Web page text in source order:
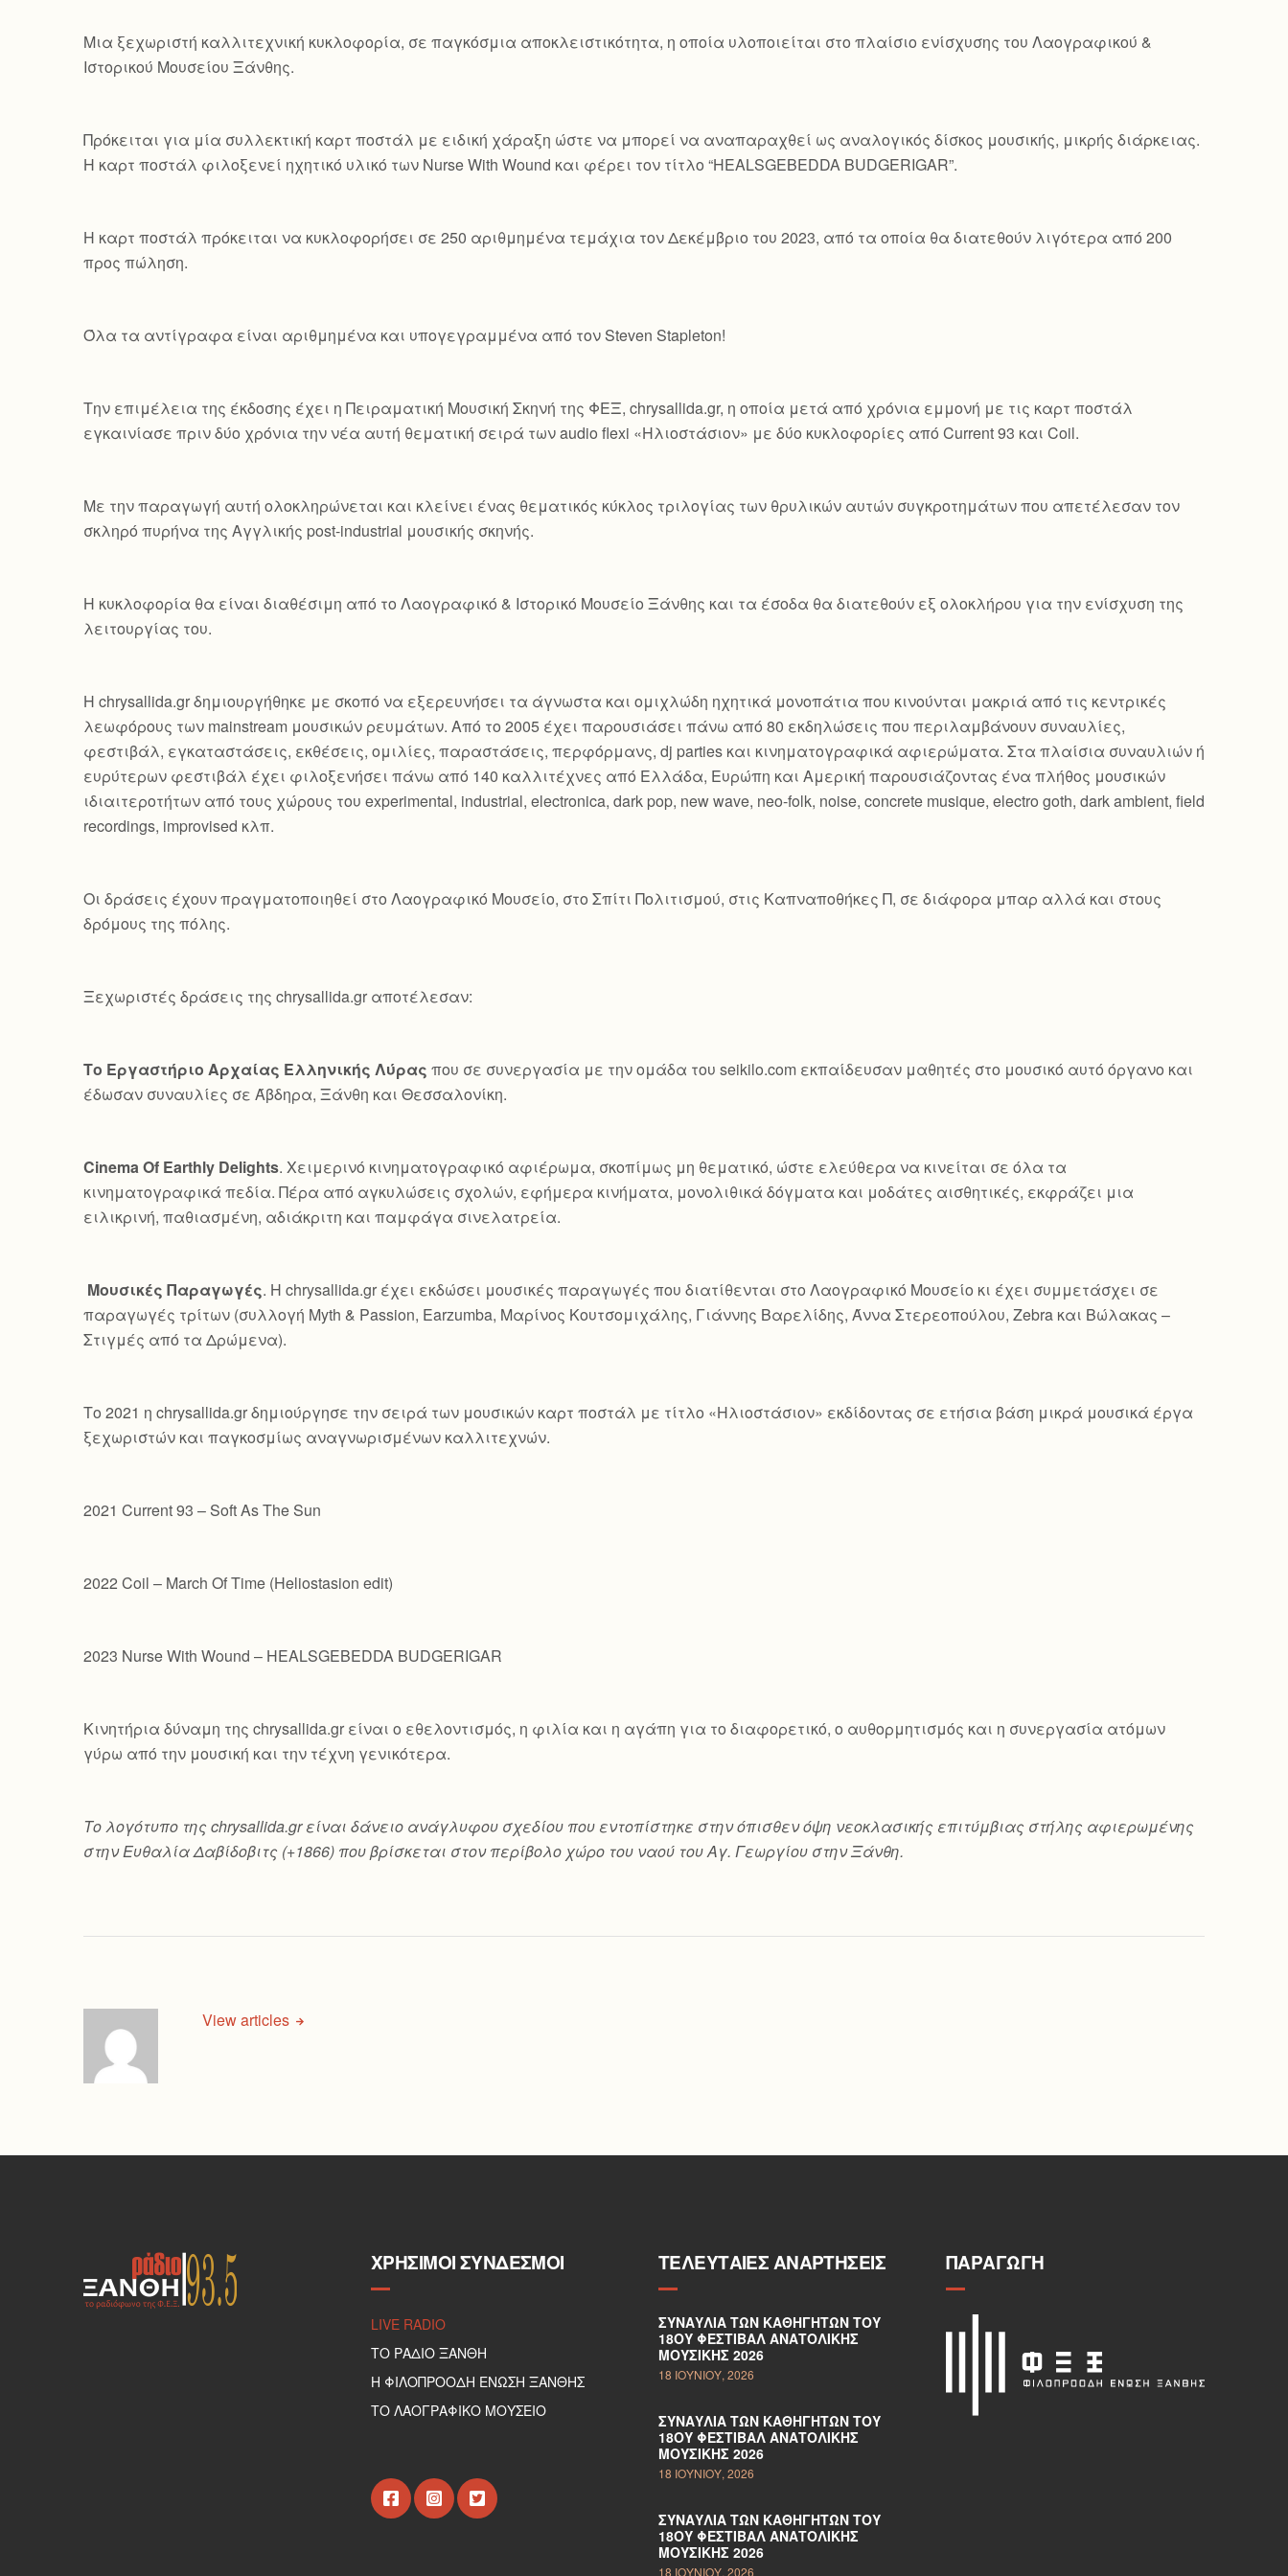
Mια ξεχωριστή καλλιτεχνική κυκλοφορία, σε παγκόσμια αποκλειστικότητα, η οποία υλοποιείται στο πλαίσιο ενίσχυσης του Λαογραφικού &
Ιστορικού Μουσείου Ξάνθης.
Πρόκειται για μία συλλεκτική καρτ ποστάλ με ειδική χάραξη ώστε να μπορεί να αναπαραχθεί ως αναλογικός δίσκος μουσικής, μικρής διάρκειας.
Η καρτ ποστάλ φιλοξενεί ηχητικό υλικό των Nurse With Wound και φέρει τον τίτλο “HEALSGEBEDDA BUDGERIGAR”.
Η καρτ ποστάλ πρόκειται να κυκλοφορήσει σε 250 αριθμημένα τεμάχια τον Δεκέμβριο του 2023, από τα οποία θα διατεθούν λιγότερα από 200
προς πώληση.
Όλα τα αντίγραφα είναι αριθμημένα και υπογεγραμμένα από τον Steven Stapleton!
Την επιμέλεια της έκδοσης έχει η Πειραματική Μουσική Σκηνή της ΦΕΞ, chrysallida.gr, η οποία μετά από χρόνια εμμονή με τις καρτ ποστάλ
εγκαινίασε πριν δύο χρόνια την νέα αυτή θεματική σειρά των audio flexi «Ηλιοστάσιον» με δύο κυκλοφορίες από Current 93 και Coil.
Με την παραγωγή αυτή ολοκληρώνεται και κλείνει ένας θεματικός κύκλος τριλογίας των θρυλικών αυτών συγκροτημάτων που απετέλεσαν τον
σκληρό πυρήνα της Αγγλικής post-industrial μουσικής σκηνής.
Η κυκλοφορία θα είναι διαθέσιμη από το Λαογραφικό & Ιστορικό Μουσείο Ξάνθης και τα έσοδα θα διατεθούν εξ ολοκλήρου για την ενίσχυση της
λειτουργίας του.
Η chrysallida.gr δημιουργήθηκε με σκοπό να εξερευνήσει τα άγνωστα και ομιχλώδη ηχητικά μονοπάτια που κινούνται μακριά από τις κεντρικές
λεωφόρους των mainstream μουσικών ρευμάτων. Από το 2005 έχει παρουσιάσει πάνω από 80 εκδηλώσεις που περιλαμβάνουν συναυλίες,
φεστιβάλ, εγκαταστάσεις, εκθέσεις, ομιλίες, παραστάσεις, περφόρμανς, dj parties και κινηματογραφικά αφιερώματα. Στα πλαίσια συναυλιών ή
ευρύτερων φεστιβάλ έχει φιλοξενήσει πάνω από 140 καλλιτέχνες από Ελλάδα, Ευρώπη και Αμερική παρουσιάζοντας ένα πλήθος μουσικών
ιδιαιτεροτήτων από τους χώρους του experimental, industrial, electronica, dark pop, new wave, neo-folk, noise, concrete musique, electro goth, dark ambient, field
recordings, improvised κλπ.
Οι δράσεις έχουν πραγματοποιηθεί στο Λαογραφικό Μουσείο, στο Σπίτι Πολιτισμού, στις Καπναποθήκες Π, σε διάφορα μπαρ αλλά και στους
δρόμους της πόλης.
Ξεχωριστές δράσεις της chrysallida.gr αποτέλεσαν:
Το Εργαστήριο Αρχαίας Ελληνικής Λύρας που σε συνεργασία με την ομάδα του seikilo.com εκπαίδευσαν μαθητές στο μουσικό αυτό όργανο και
έδωσαν συναυλίες σε Άβδηρα, Ξάνθη και Θεσσαλονίκη.
Cinema Of Earthly Delights. Χειμερινό κινηματογραφικό αφιέρωμα, σκοπίμως μη θεματικό, ώστε ελεύθερα να κινείται σε όλα τα
κινηματογραφικά πεδία. Πέρα από αγκυλώσεις σχολών, εφήμερα κινήματα, μονολιθικά δόγματα και μοδάτες αισθητικές, εκφράζει μια
ειλικρινή, παθιασμένη, αδιάκριτη και παμφάγα σινελατρεία.
Μουσικές Παραγωγές. Η chrysallida.gr έχει εκδώσει μουσικές παραγωγές που διατίθενται στο Λαογραφικό Μουσείο κι έχει συμμετάσχει σε
παραγωγές τρίτων (συλλογή Myth & Passion, Earzumba, Μαρίνος Κουτσομιχάλης, Γιάννης Βαρελίδης, Άννα Στερεοπούλου, Zebra και Βώλακας –
Στιγμές από τα Δρώμενα).
Το 2021 η chrysallida.gr δημιούργησε την σειρά των μουσικών καρτ ποστάλ με τίτλο «Ηλιοστάσιον» εκδίδοντας σε ετήσια βάση μικρά μουσικά έργα
ξεχωριστών και παγκοσμίως αναγνωρισμένων καλλιτεχνών.
2021 Current 93 – Soft As The Sun
2022 Coil – March Of Time (Heliostasion edit)
2023 Nurse With Wound – HEALSGEBEDDA BUDGERIGAR
Κινητήρια δύναμη της chrysallida.gr είναι ο εθελοντισμός, η φιλία και η αγάπη για το διαφορετικό, ο αυθορμητισμός και η συνεργασία ατόμων
γύρω από την μουσική και την τέχνη γενικότερα.
Το λογότυπο της chrysallida.gr είναι δάνειο ανάγλυφου σχεδίου που εντοπίστηκε στην όπισθεν όψη νεοκλασικής επιτύμβιας στήλης αφιερωμένης
στην Ευθαλία Δαβίδοβιτς (+1866) που βρίσκεται στον περίβολο χώρο του ναού του Αγ. Γεωργίου στην Ξάνθη.
View articles
ΧΡΉΣΙΜΟΙ ΣΎΝΔΕΣΜΟΙ
LIVE RADIO
ΤΟ ΡΑΔΙΟ ΞΑΝΘΗ
Η ΦΙΛΟΠΡΟΟΔΗ ΕΝΩΣΗ ΞΑΝΘΗΣ
ΤΟ ΛΑΟΓΡΑΦΙΚΟ ΜΟΥΣΕΙΟ
ΤΕΛΕΥΤΑΊΕΣ ΑΝΑΡΤΉΣΕΙΣ
ΣΥΝΑΥΛΊΑ ΤΩΝ ΚΑΘΗΓΗΤΏΝ ΤΟΥ
18ΟΥ ΦΕΣΤΙΒΆΛ ΑΝΑΤΟΛΙΚΉΣ
ΜΟΥΣΙΚΉΣ 2026
18 ΙΟΥΝΊΟΥ, 2026
ΣΥΝΑΥΛΊΑ ΤΩΝ ΚΑΘΗΓΗΤΏΝ ΤΟΥ
18ΟΥ ΦΕΣΤΙΒΆΛ ΑΝΑΤΟΛΙΚΉΣ
ΜΟΥΣΙΚΉΣ 2026
18 ΙΟΥΝΊΟΥ, 2026
ΣΥΝΑΥΛΊΑ ΤΩΝ ΚΑΘΗΓΗΤΏΝ ΤΟΥ
18ΟΥ ΦΕΣΤΙΒΆΛ ΑΝΑΤΟΛΙΚΉΣ
ΜΟΥΣΙΚΉΣ 2026
18 ΙΟΥΝΊΟΥ, 2026
ΠΑΡΑΓΩΓΉ